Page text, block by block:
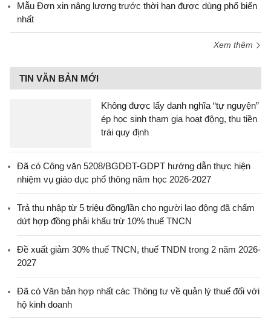
Mẫu Đơn xin nâng lương trước thời hạn được dùng phổ biến
nhất
Xem thêm
TIN VĂN BẢN MỚI
Không được lấy danh nghĩa “tự nguyện”
ép học sinh tham gia hoạt động, thu tiền
trái quy định
Đã có Công văn 5208/BGDĐT-GDPT hướng dẫn thực hiện
nhiệm vụ giáo dục phổ thông năm học 2026-2027
Trả thu nhập từ 5 triệu đồng/lần cho người lao động đã chấm
dứt hợp đồng phải khấu trừ 10% thuế TNCN
Đề xuất giảm 30% thuế TNCN, thuế TNDN trong 2 năm 2026-
2027
Đã có Văn bản hợp nhất các Thông tư về quản lý thuế đối với
hộ kinh doanh